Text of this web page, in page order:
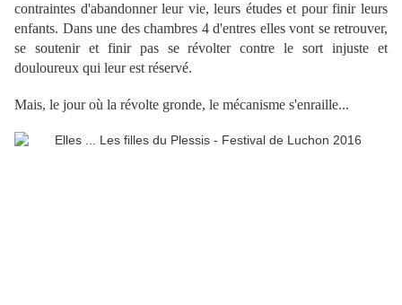
contraintes d'abandonner leur vie, leurs études et pour finir leurs
enfants. Dans une des chambres 4 d'entres elles vont se retrouver,
se soutenir et finir pas se révolter contre le sort injuste et
douloureux qui leur est réservé.
Mais, le jour où la révolte gronde, le mécanisme s'enraille...